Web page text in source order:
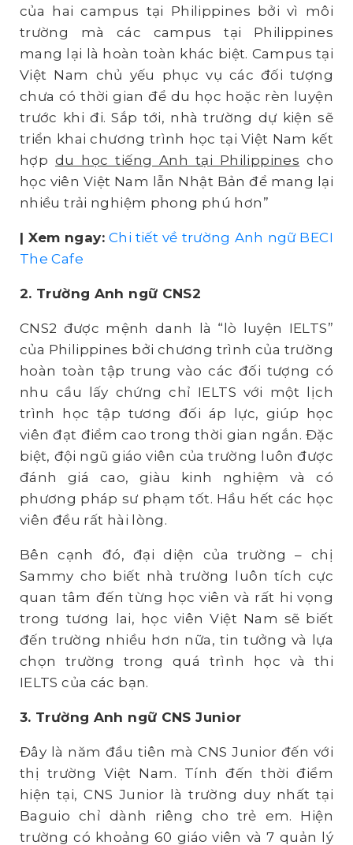
của hai campus tại Philippines bởi vì môi
trường mà các campus tại Philippines
mang lại là hoàn toàn khác biệt. Campus tại
Việt Nam chủ yếu phục vụ các đối tượng
chưa có thời gian để du học hoặc rèn luyện
trước khi đi. Sắp tới, nhà trường dự kiện sẽ
triển khai chương trình học tại Việt Nam kết
hợp du học tiếng Anh tại Philippines cho
học viên Việt Nam lẫn Nhật Bản để mang lại
nhiều trải nghiệm phong phú hơn”
| Xem ngay: Chi tiết về trường Anh ngữ BECI
The Cafe
2. Trường Anh ngữ CNS2
CNS2 được mệnh danh là “lò luyện IELTS”
của Philippines bởi chương trình của trường
hoàn toàn tập trung vào các đối tượng có
nhu cầu lấy chứng chỉ IELTS với một lịch
trình học tập tương đối áp lực, giúp học
viên đạt điểm cao trong thời gian ngắn. Đặc
biệt, đội ngũ giáo viên của trường luôn được
đánh giá cao, giàu kinh nghiệm và có
phương pháp sư phạm tốt. Hầu hết các học
viên đều rất hài lòng.
Bên cạnh đó, đại diện của trường – chị
Sammy cho biết nhà trường luôn tích cực
quan tâm đến từng học viên và rất hi vọng
trong tương lai, học viên Việt Nam sẽ biết
đến trường nhiều hơn nữa, tin tưởng và lựa
chọn trường trong quá trình học và thi
IELTS của các bạn.
3. Trường Anh ngữ CNS Junior
Đây là năm đầu tiên mà CNS Junior đến với
thị trường Việt Nam. Tính đến thời điểm
hiện tại, CNS Junior là trường duy nhất tại
Baguio chỉ dành riêng cho trẻ em. Hiện
trường có khoảng 60 giáo viên và 7 quản lý